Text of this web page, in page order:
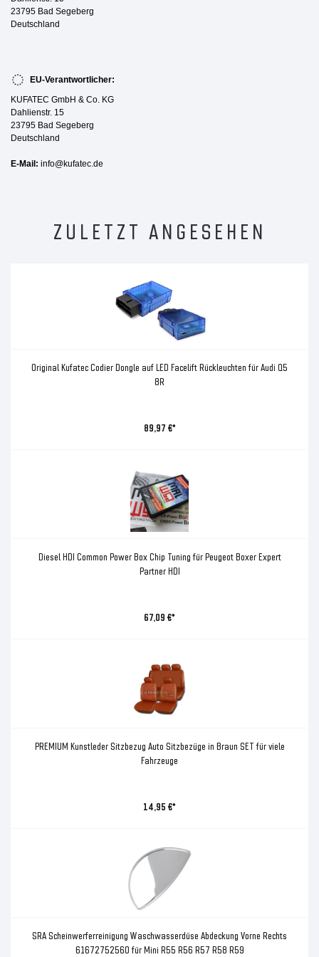
23795 Bad Segeberg
Deutschland
EU-Verantwortlicher:
KUFATEC GmbH & Co. KG
Dahlienstr. 15
23795 Bad Segeberg
Deutschland
E-Mail: info@kufatec.de
ZULETZT ANGESEHEN
Original Kufatec Codier Dongle auf LED Facelift Rückleuchten für Audi Q5
8R
89,97 €*
Diesel HDI Common Power Box Chip Tuning für Peugeot Boxer Expert
Partner HDI
67,09 €*
PREMIUM Kunstleder Sitzbezug Auto Sitzbezüge in Braun SET für viele
Fahrzeuge
14,95 €*
SRA Scheinwerferreinigung Waschwasserdüse Abdeckung Vorne Rechts
61672752560 für Mini R55 R56 R57 R58 R59